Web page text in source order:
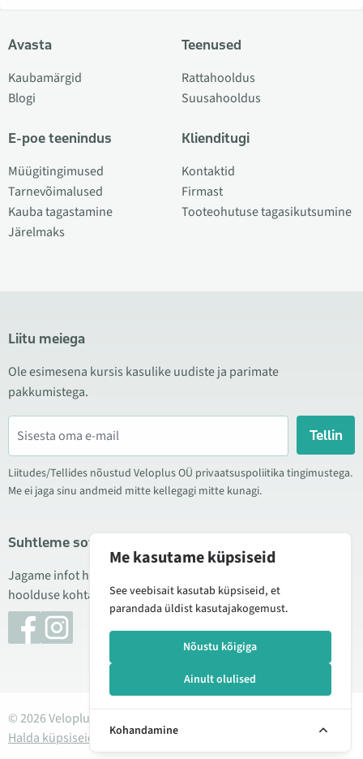
Avasta
Kaubamärgid
Blogi
E-poe teenindus
Müügitingimused
Tarnevõimalused
Kauba tagastamine
Järelmaks
Teenused
Rattahooldus
Suusahooldus
Klienditugi
Kontaktid
Firmast
Tooteohutuse tagasikutsumine
Liitu meiega
Ole esimesena kursis kasulike uudiste ja parimate
pakkumistega.
Tellin
Liitudes/Tellides nõustud Veloplus OÜ privaatsuspoliitika tingimustega.
Me ei jaga sinu andmeid mitte kellegagi mitte kunagi.
Suhtleme sotsiaalmeedias
Jagame infot hea hinna kampaaniate, uute toodete ning
hoolduse kohta. Mõnikord teeme ka tooteülevaateid.
© 2026 Veloplus OÜ. Kõik õigused kaitstud
Halda küpsiseid
Me kasutame küpsiseid
See veebisait kasutab küpsiseid, et
parandada üldist kasutajakogemust.
Nõustu kõigiga
Ainult olulised
Kohandamine